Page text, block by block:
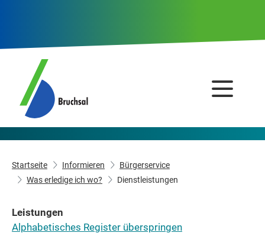
Startseite Informieren
Bürgerservice
Was erledige ich wo?
Dienstleistungen
Leistungen
Alphabetisches Register überspringen